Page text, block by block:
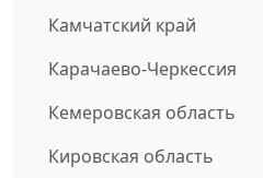
Камчатский край
Карачаево-Черкессия
Кемеровская область
Кировская область